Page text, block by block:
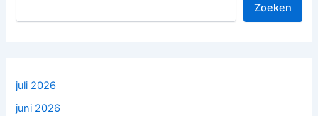
Zoeken
juli 2026
juni 2026